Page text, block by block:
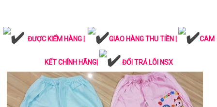
ĐƯỢC KIỂM HÀNG | GIAO HÀNG THU TIỀN | CAM
KẾT CHÍNH HÃNG| ĐỔI TRẢ LỖI NSX